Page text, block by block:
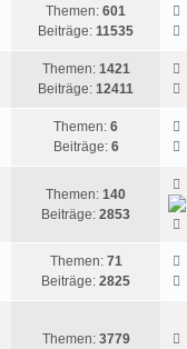
Themen: 601
Beiträge: 11535
Themen: 1421
Beiträge: 12411
Themen: 6
Beiträge: 6
Themen: 140
Beiträge: 2853
Themen: 71
Beiträge: 2825
Themen: 3779